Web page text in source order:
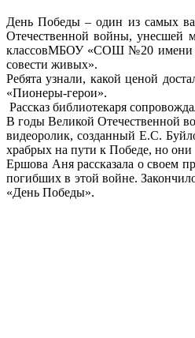
День Победы – один из самых
Отечественной войны, унесшей
классовМБОУ «СОШ №20 имени
совести живых».
Ребята узнали, какой ценой
«Пионеры-герои».
Рассказ библиотекаря
В годы Великой Отечественной
видеоролик, созданный Е.С.
храбрых на пути к Победе, но
Ершова Аня рассказала о своем
погибших в этой войне.
«День Победы».